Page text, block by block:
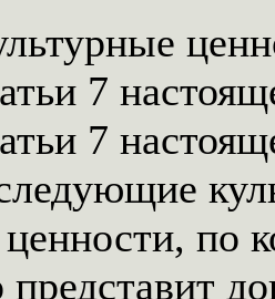
7
7
по
представит